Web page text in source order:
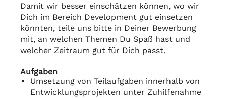
Damit wir besser einschätzen können, wo wir
Dich im Bereich Development gut einsetzen
könnten, teile uns bitte in Deiner Bewerbung
mit, an welchen Themen Du Spaß hast und
welcher Zeitraum gut für Dich passt.
Aufgaben
Umsetzung von Teilaufgaben innerhalb von
Entwicklungsprojekten unter Zuhilfenahme